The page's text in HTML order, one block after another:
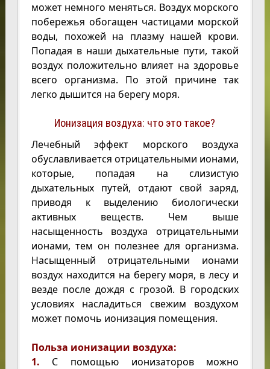
может немного меняться. Воздух морского
побережья обогащен частицами морской
воды, похожей на плазму нашей крови.
Попадая в наши дыхательные пути, такой
воздух положительно влияет на здоровье
всего организма. По этой причине так
легко дышится на берегу моря.
Ионизация воздуха: что это такое?
Лечебный эффект морского воздуха
обуславливается отрицательными ионами,
которые, попадая на слизистую
дыхательных путей, отдают свой заряд,
приводя к выделению биологически
активных веществ. Чем выше
насыщенность воздуха отрицательными
ионами, тем он полезнее для организма.
Насыщенный отрицательными ионами
воздух находится на берегу моря, в лесу и
везде после дождя с грозой. В городских
условиях насладиться свежим воздухом
может помочь ионизация помещения.
Польза ионизации воздуха:
1. С помощью ионизаторов можно